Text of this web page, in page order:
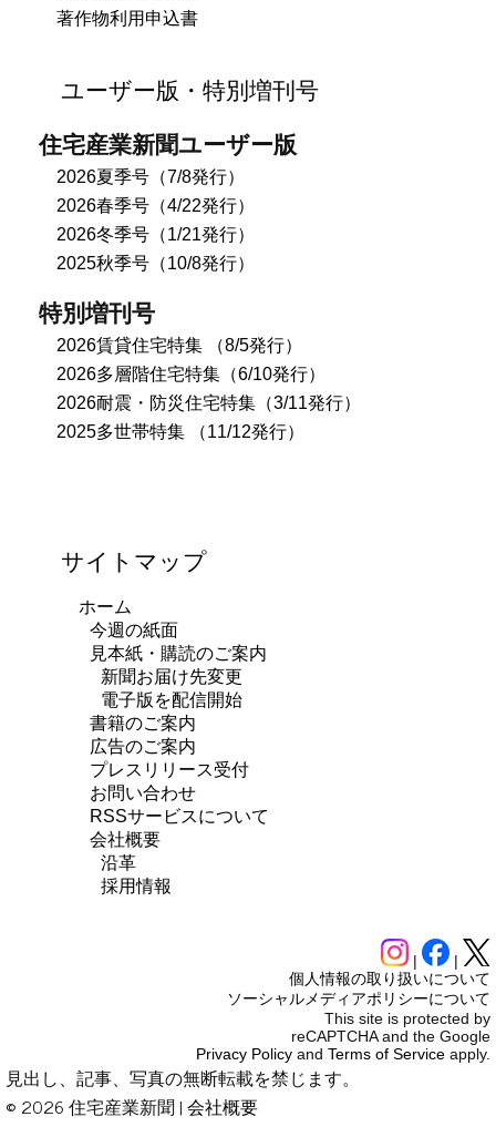
著作物利用申込書
ユーザー版・特別増刊号
住宅産業新聞ユーザー版
2026夏季号（7/8発行）
2026春季号（4/22発行）
2026冬季号（1/21発行）
2025秋季号（10/8発行）
特別増刊号
2026賃貸住宅特集 （8/5発行）
2026多層階住宅特集（6/10発行）
2026耐震・防災住宅特集（3/11発行）
2025多世帯特集 （11/12発行）
サイトマップ
ホーム
今週の紙面
見本紙・購読のご案内
新聞お届け先変更
電子版を配信開始
書籍のご案内
広告のご案内
プレスリリース受付
お問い合わせ
RSSサービスについて
会社概要
沿革
採用情報
|
|
個人情報の取り扱いについて
ソーシャルメディアポリシーについて
This site is protected by
reCAPTCHA and the Google
Privacy Policy and Terms of Service apply.
見出し、記事、写真の無断転載を禁じます。
© 2026 住宅産業新聞 | 会社概要